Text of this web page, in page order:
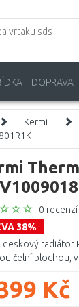
DOPRAVA
Kermi
0 recenzí
38%
deskový radiátor
čelní plochou,
Kč